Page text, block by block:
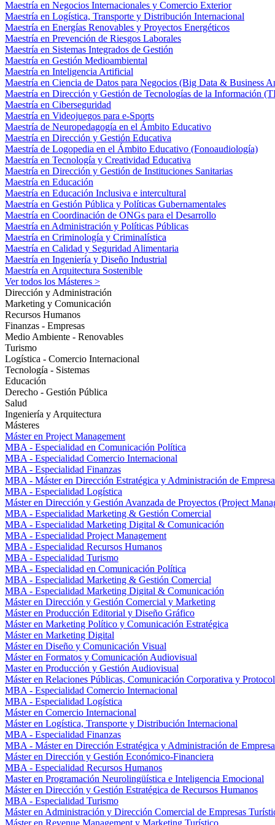
Maestría en Negocios Internacionales y Comercio Exterior
Maestría en Logística, Transporte y Distribución Internacional
Maestría en Energías Renovables y Proyectos Energéticos
Maestría en Prevención de Riesgos Laborales
Maestría en Sistemas Integrados de Gestión
Maestría en Gestión Medioambiental
Maestría en Inteligencia Artificial
Maestría en Ciencia de Datos para Negocios (Big Data & Business
Maestría en Dirección y Gestión de Tecnologías de la Información
Maestría en Ciberseguridad
Maestría en Videojuegos para e-Sports
Maestría de Neuropedagogía en el Ámbito Educativo
Maestría en Dirección y Gestión Educativa
Maestría de Logopedia en el Ámbito Educativo (Fonoaudiología)
Maestría en Tecnología y Creatividad Educativa
Maestría en Dirección y Gestión de Instituciones Sanitarias
Maestría en Educación
Maestría en Educación Inclusiva e intercultural
Maestría en Gestión Pública y Políticas Gubernamentales
Maestría en Coordinación de ONGs para el Desarrollo
Maestría en Administración y Políticas Públicas
Maestría en Criminología y Criminalística
Maestría en Calidad y Seguridad Alimentaria
Maestría en Ingeniería y Diseño Industrial
Maestría en Arquitectura Sostenible
Ver todos los Másteres >
Dirección y Administración
Marketing y Comunicación
Recursos Humanos
Finanzas - Empresas
Medio Ambiente - Renovables
Turismo
Logística - Comercio Internacional
Tecnología - Sistemas
Educación
Derecho - Gestión Pública
Salud
Ingeniería y Arquitectura
Másteres
Máster en Project Management
MBA - Especialidad en Comunicación Política
MBA - Especialidad Comercio Internacional
MBA - Especialidad Finanzas
MBA - Máster en Dirección Estratégica y Administración de
MBA - Especialidad Logística
Máster en Dirección y Gestión Avanzada de Proyectos (Project
MBA - Especialidad Marketing & Gestión Comercial
MBA - Especialidad Marketing Digital & Comunicación
MBA - Especialidad Project Management
MBA - Especialidad Recursos Humanos
MBA - Especialidad Turismo
MBA - Especialidad en Comunicación Política
MBA - Especialidad Marketing & Gestión Comercial
MBA - Especialidad Marketing Digital & Comunicación
Máster en Dirección y Gestión Comercial y Marketing
Máster en Producción Editorial y Diseño Gráfico
Máster en Marketing Político y Comunicación Estratégica
Máster en Marketing Digital
Máster en Diseño y Comunicación Visual
Máster en Formatos y Comunicación Audiovisual
Master en Producción y Gestión Audiovisual
Máster en Relaciones Públicas, Comunicación Corporativa y
MBA - Especialidad Comercio Internacional
MBA - Especialidad Logística
Máster en Comercio Internacional
Máster en Logística, Transporte y Distribución Internacional
MBA - Especialidad Finanzas
MBA - Máster en Dirección Estratégica y Administración de
Máster en Dirección y Gestión Económico-Financiera
MBA - Especialidad Recursos Humanos
Master en Programación Neurolingüística e Inteligencia Emocional
Máster en Dirección y Gestión Estratégica de Recursos Humanos
MBA - Especialidad Turismo
Máster en Administración y Dirección Comercial de Empresas
Máster en Revenue Management y Marketing Turístico